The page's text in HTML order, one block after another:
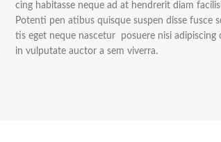
cing habitasse neque ad at hendrerit diam
Potenti pen atibus quisque suspen disse fusce
tis eget neque nascetur posuere nisi adipiscing
in vulputate auctor a sem viverra.